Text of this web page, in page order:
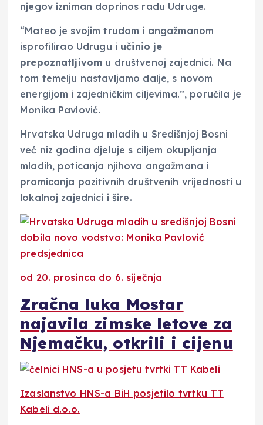
njegov izniman doprinos radu Udruge.
“Mateo je svojim trudom i angažmanom
isprofilirao Udrugu i učinio je
prepoznatljivom u društvenoj zajednici. Na
tom temelju nastavljamo dalje, s novom
energijom i zajedničkim ciljevima.”, poručila je
Monika Pavlović.
Hrvatska Udruga mladih u Središnjoj Bosni
već niz godina djeluje s ciljem okupljanja
mladih, poticanja njihova angažmana i
promicanja pozitivnih društvenih vrijednosti u
lokalnoj zajednici i šire.
od 20. prosinca do 6. siječnja
Zračna luka Mostar
najavila zimske letove za
Njemačku, otkrili i cijenu
Izaslanstvo HNS-a BiH posjetilo tvrtku TT
Kabeli d.o.o.